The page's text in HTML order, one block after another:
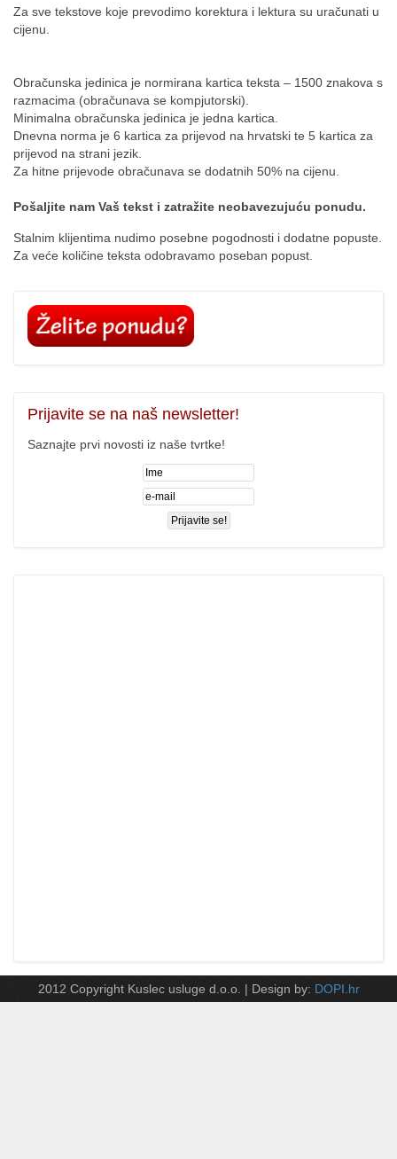
Za sve tekstove koje prevodimo korektura i lektura su uračunati u
cijenu.
Obračunska jedinica je normirana kartica teksta – 1500 znakova s
razmacima (obračunava se kompjutorski).
Minimalna obračunska jedinica je jedna kartica.
Dnevna norma je 6 kartica za prijevod na hrvatski te 5 kartica za
prijevod na strani jezik.
Za hitne prijevode obračunava se dodatnih 50% na cijenu.
Pošaljite nam Vaš tekst i zatražite neobavezujuću ponudu.
Stalnim klijentima nudimo posebne pogodnosti i dodatne popuste.
Za veće količine teksta odobravamo poseban popust.
Prijavite se na naš newsletter!
Saznajte prvi novosti iz naše tvrtke!
2012 Copyright Kuslec usluge d.o.o. | Design by: DOPI.hr